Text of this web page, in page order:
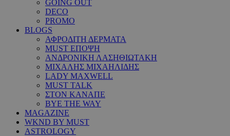
GOING OUT
DECO
PROMO
BLOGS
ΑΦΡΟΔΙΤΗ ΔΕΡΜΑΤΑ
MUST ΕΠΟΨΗ
ΑΝΔΡΟΝΙΚΗ ΛΑΣΗΘΙΩΤΑΚΗ
ΜΙΧΑΛΗΣ ΜΙΧΑΗΛΙΔΗΣ
LADY MAXWELL
MUST TALK
ΣΤΟΝ ΚΑΝΑΠΕ
BYE THE WAY
MAGAZINE
WKND BY MUST
ASTROLOGY